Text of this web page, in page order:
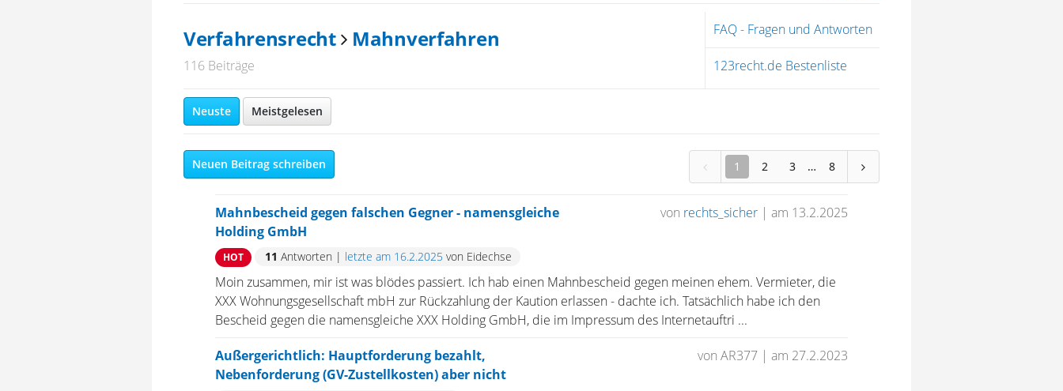
Verfahrensrecht Mahnverfahren
116 Beiträge
FAQ - Fragen und Antworten
123recht.de Bestenliste
Neuste Meistgelesen
Neuen Beitrag schreiben 1 2 3 8
Mahnbescheid gegen falschen Gegner - namensgleiche
Holding GmbH
von rechts_sicher | am 13.2.2025
HOT 11 Antworten | letzte am 16.2.2025 von Eidechse
Moin zusammen, mir ist was blödes passiert. Ich hab einen Mahnbescheid gegen meinen ehem. Vermieter, die
XXX Wohnungsgesellschaft mbH zur Rückzahlung der Kaution erlassen - dachte ich. Tatsächlich habe ich den
Bescheid gegen die namensgleiche XXX Holding GmbH, die im Impressum des Internetauftri ...
Außergerichtlich: Hauptforderung bezahlt,
Nebenforderung (GV-Zustellkosten) aber nicht
von AR377 | am 27.2.2023